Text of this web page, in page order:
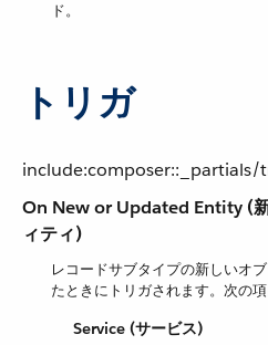
ド。
トリガ
On New or Updated Entity (
ィティ)
レコードサブタイプの新しいオ
たときにトリガされます。次の項
Service (サービス)